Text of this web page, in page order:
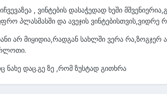
, ვინტების დასაჭედად ხეში
პლასმასში და ავეჯის ვინტებისთვის,ვიდრე
არ მიყიდია,რადგან სახლში ვერა რა,ზოგჯერ
ნახე დაც.გე ზე ,რომ ზუსტად გითხრა